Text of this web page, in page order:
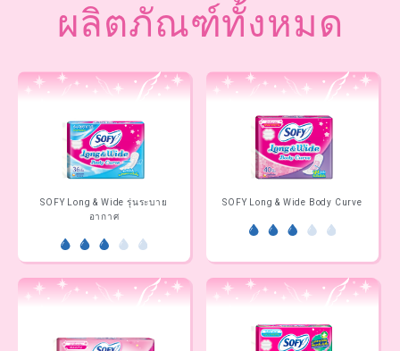
ผลิตภัณฑ์ทั้งหมด
SOFY Long & Wide รุ่นระบาย
อากาศ
SOFY Long & Wide Body Curve